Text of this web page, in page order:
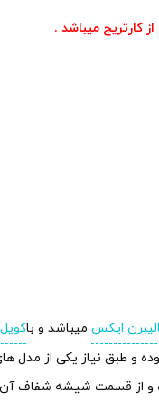
کارتریج میباشد .
ایکس میباشد و با
و طبق نیاز یکی از